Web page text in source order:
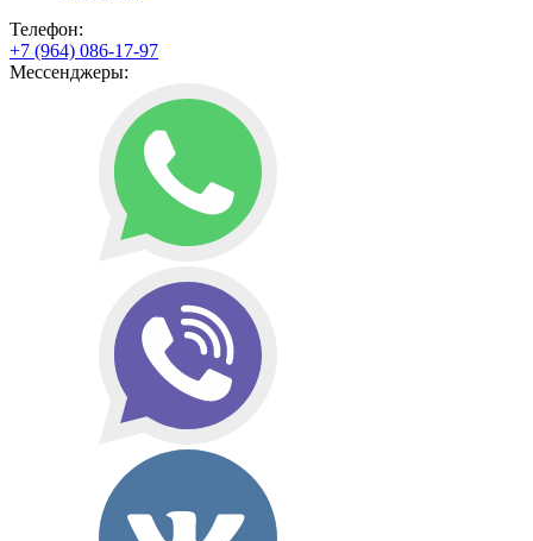
Телефон:
+7 (964) 086-17-97
Мессенджеры: